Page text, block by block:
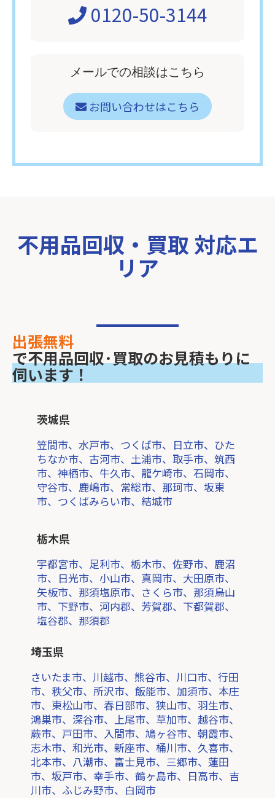
0120-50-3144
メールでの相談はこちら
お問い合わせはこちら
不用品回収・買取 対応エ
リア
出張無料
で不用品回収･買取のお見積もりに
伺います！
茨城県
笠間市、水戸市、つくば市、日立市、ひた
ちなか市、古河市、土浦市、取手市、筑西
市、神栖市、牛久市、龍ケ崎市、石岡市、
守谷市、鹿嶋市、常総市、那珂市、坂東
市、つくばみらい市、結城市
栃木県
宇都宮市、足利市、栃木市、佐野市、鹿沼
市、日光市、小山市、真岡市、大田原市、
矢板市、那須塩原市、さくら市、那須烏山
市、下野市、河内郡、芳賀郡、下都賀郡、
塩谷郡、那須郡
埼玉県
さいたま市、川越市、熊谷市、川口市、行田
市、秩父市、所沢市、飯能市、加須市、本庄
市、東松山市、春日部市、狭山市、羽生市、
鴻巣市、深谷市、上尾市、草加市、越谷市、
蕨市、戸田市、入間市、鳩ヶ谷市、朝霞市、
志木市、和光市、新座市、桶川市、久喜市、
北本市、八潮市、富士見市、三郷市、蓮田
市、坂戸市、幸手市、鶴ヶ島市、日高市、吉
川市、ふじみ野市、白岡市